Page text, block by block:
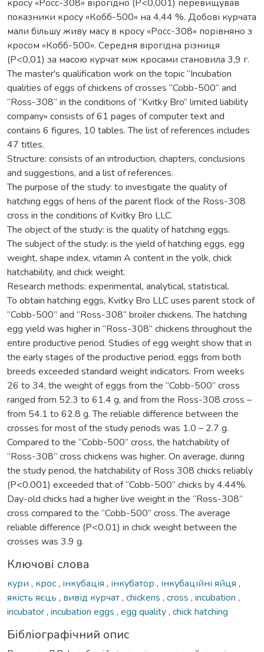
кросу «Росс-308» вірогідно (Р<0,001) перевищував
показники кросу «Кобб-500» на 4,44 %. Добові курчата
мали більшу живу масу в кросу «Росс-308» порівняно з
кросом «Кобб-500». Середня вірогідна різниця
(Р<0,01) за масою курчат між кросами становила 3,9 г.
The master's qualification work on the topic “Incubation
qualities of eggs of chickens of crosses “Cobb-500“ and
“Ross-308“ in the conditions of “Kvitky Bro” limited liability
company» consists of 61 pages of computer text and
contains 6 figures, 10 tables. The list of references includes
47 titles.
Structure: consists of an introduction, chapters, conclusions
and suggestions, and a list of references.
The purpose of the study: to investigate the quality of
hatching eggs of hens of the parent flock of the Ross-308
cross in the conditions of Kvitky Bro LLC.
The object of the study: is the quality of hatching eggs.
The subject of the study: is the yield of hatching eggs, egg
weight, shape index, vitamin A content in the yolk, chick
hatchability, and chick weight.
Research methods: experimental, analytical, statistical.
To obtain hatching eggs, Kvitky Bro LLC uses parent stock of
“Cobb-500” and “Ross-308” broiler chickens. The hatching
egg yield was higher in “Ross-308” chickens throughout the
entire productive period. Studies of egg weight show that in
the early stages of the productive period, eggs from both
breeds exceeded standard weight indicators. From weeks
26 to 34, the weight of eggs from the “Cobb-500” cross
ranged from 52.3 to 61.4 g, and from the Ross-308 cross –
from 54.1 to 62.8 g. The reliable difference between the
crosses for most of the study periods was 1.0 – 2.7 g.
Compared to the “Cobb-500” cross, the hatchability of
“Ross-308” cross chickens was higher. On average, during
the study period, the hatchability of Ross 308 chicks reliably
(P<0.001) exceeded that of “Cobb-500” chicks by 4.44%.
Day-old chicks had a higher live weight in the “Ross-308”
cross compared to the “Cobb-500” cross. The average
reliable difference (P<0.01) in chick weight between the
crosses was 3.9 g.
Ключові слова
кури , крос, інкубація , інкубатор , інкубаційні яйця ,
якість яєць , вивід курчат, chickens , cross , incubation ,
incubator, incubation eggs , egg quality, chick hatching
Бібліографічний опис